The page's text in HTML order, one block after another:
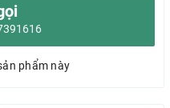
phẩm này